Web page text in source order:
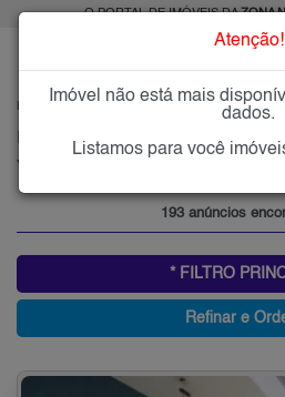
O PORTAL DE IMÓVEIS DAZONA
VILA NIVI
Imóveis à Venda na Vila Nivi, Zona
Vila Nivi, Zona Norte
193 anúncios
* FILTRO
Refinar e
Atenção!
Imóvel não está mais
dados.
Listamos para você